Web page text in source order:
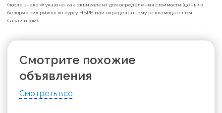
(после знака ≈) указана как эквивалент для определения стоимости (цены) в
белорусских рублях по курсу НБРБ или определённому рекламодателем
(заказчиком).
Смотрите похожие
объявления
Смотреть все